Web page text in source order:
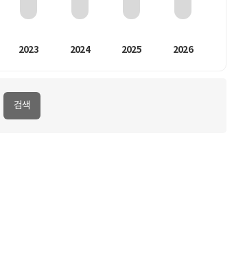
2023 2024 2025 2026
검색